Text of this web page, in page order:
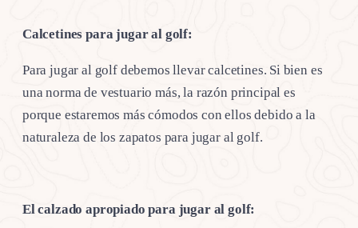
Calcetines para jugar al golf:
Para jugar al golf debemos llevar calcetines. Si bien es
una norma de vestuario más, la razón principal es
porque estaremos más cómodos con ellos debido a la
naturaleza de los zapatos para jugar al golf.
El calzado apropiado para jugar al golf: